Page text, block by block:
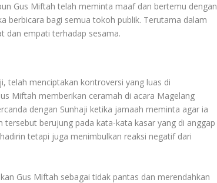
Gus Miftah telah meminta maaf dan bertemu dengan
berbicara bagi semua tokoh publik. Terutama dalam
dan empati terhadap sesama.
telah menciptakan kontroversi yang luas di
Miftah memberikan ceramah di acara Magelang
dengan Sunhaji ketika jamaah meminta agar ia
berujung pada kata-kata kasar yang di anggap
tetapi juga menimbulkan reaksi negatif dari
Gus Miftah sebagai tidak pantas dan merendahkan